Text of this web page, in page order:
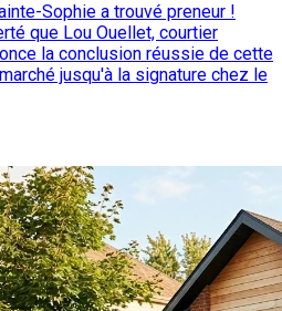
Sophie a trouvé preneur !
que Lou Ouellet, courtier
la conclusion réussie de cette
jusqu'à la signature chez le